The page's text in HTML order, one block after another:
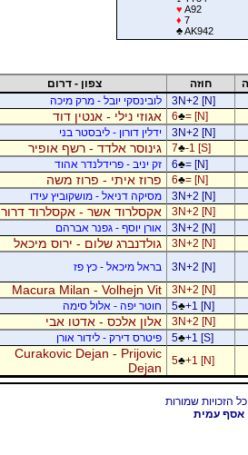
♥ A92
♦ 7
♣AK942
חוזה צפון - דרום
3N+2 [N]
לובינסקי יובל - מרק מיכה
6♣= [N] אגוזי נילי - אנטין דוד
3N+2 [N]
ידלין דורון - ליבסטר בני
7♣-1 [S] גינוסר אלדד - רשף אופיר
6♣= [N] זק יניב - פרידלנדר אהוד
6♣= [N] פרוז איתי - פרוז משה
3N+2 [N]
מסיקה דניאל - מושקוביץ עידו
3N+2 [N]
אקסלרוד אשר - אקסלרוד דרור
3N+2 [N]
אורן יוסף - גפנר אברהם
3N+2 [N]
גולדנברג שלום - ירוס מיכאל
3N+2 [N]
בראל מיכאל - כץ פז
3N+2 [N]
Macura Milan - Volhejn Vit
5♣+1 [N] חוטר יפה - אלול סימה
3N+2 [N]
אלון אלכס - אדטו אבי
5♣+1 [S] פיטרס דירק - לידור אורן
5♣+1 [N]
Curakovic Dejan - Prijovic
Dejan
אסף עמית